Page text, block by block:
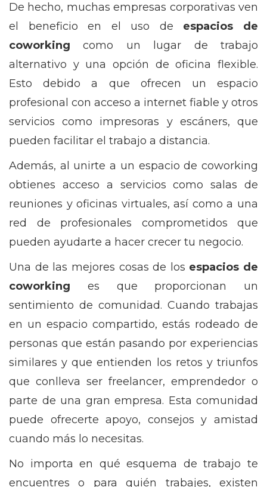
De hecho, muchas empresas corporativas ven
el beneficio en el uso de espacios de
coworking
como un lugar de trabajo
alternativo y una opción de oficina flexible.
Esto debido a que ofrecen un espacio
profesional con acceso a internet fiable y otros
servicios como impresoras y escáners, que
pueden facilitar el trabajo a distancia.
Además, al unirte a un espacio de coworking
obtienes acceso a servicios como salas de
reuniones y oficinas virtuales, así como a una
red de profesionales comprometidos que
pueden ayudarte a hacer crecer tu negocio.
Una de las mejores cosas de los espacios de
coworking es que proporcionan un
sentimiento de comunidad. Cuando trabajas
en un espacio compartido, estás rodeado de
personas que están pasando por experiencias
similares y que entienden los retos y triunfos
que conlleva ser freelancer, emprendedor o
parte de una gran empresa. Esta comunidad
puede ofrecerte apoyo, consejos y amistad
cuando más lo necesitas.
No importa en qué esquema de trabajo te
encuentres o para quién trabajes, existen